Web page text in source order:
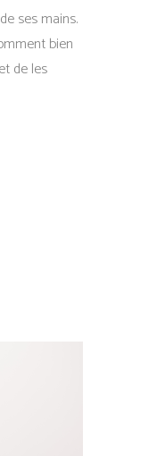
ses mains.
bien
de les